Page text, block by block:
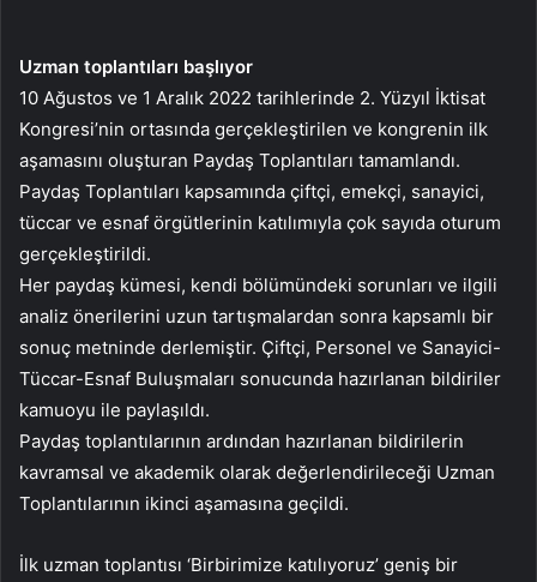
Uzman toplantıları başlıyor
10 Ağustos ve 1 Aralık 2022 tarihlerinde 2. Yüzyıl İktisat
Kongresi’nin ortasında gerçekleştirilen ve kongrenin ilk
aşamasını oluşturan Paydaş Toplantıları tamamlandı.
Paydaş Toplantıları kapsamında çiftçi, emekçi, sanayici,
tüccar ve esnaf örgütlerinin katılımıyla çok sayıda oturum
gerçekleştirildi.
Her paydaş kümesi, kendi bölümündeki sorunları ve ilgili
analiz önerilerini uzun tartışmalardan sonra kapsamlı bir
sonuç metninde derlemiştir. Çiftçi, Personel ve Sanayici-
Tüccar-Esnaf Buluşmaları sonucunda hazırlanan bildiriler
kamuoyu ile paylaşıldı.
Paydaş toplantılarının ardından hazırlanan bildirilerin
kavramsal ve akademik olarak değerlendirileceği Uzman
Toplantılarının ikinci aşamasına geçildi.
İlk uzman toplantısı ‘Birbirimize katılıyoruz’ geniş bir